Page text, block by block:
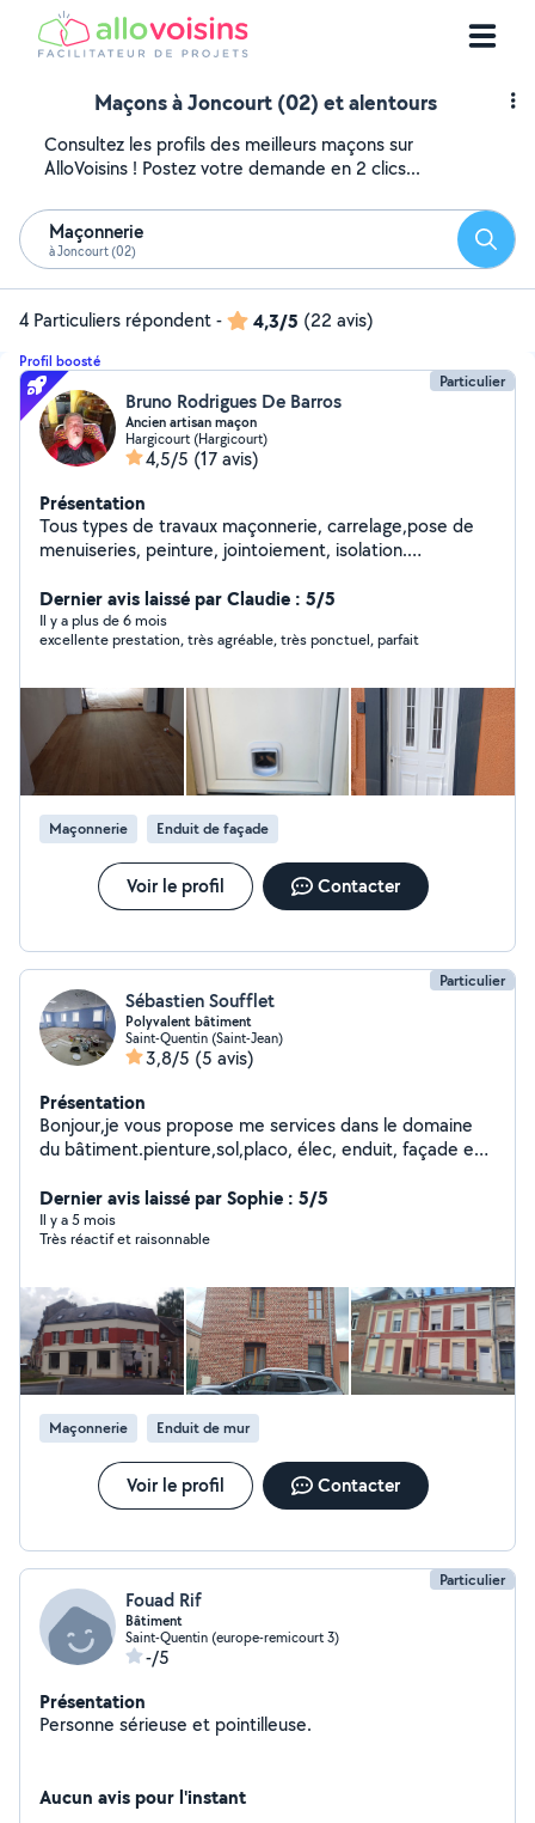
Maçons à Joncourt (02) et alentours
Consultez les profils des meilleurs maçons sur
AlloVoisins ! Postez votre demande en 2 clics...
Maçonnerie
à Joncourt (02)
4 Particuliers répondent- 4,3/5 (22 avis)
Profil boosté
Particulier
Bruno Rodrigues De Barros
Ancien artisan maçon
Hargicourt (Hargicourt)
4,5/5 (17 avis)
Présentation
Tous types de travaux maçonnerie, carrelage,pose de
menuiseries, peinture, jointoiement, isolation.
pour poissons. Conception de terrasse en bois ou
stratifié. Gravillonage de cour . Enduit de ciment et
gratté ou rustique. Nettoyage haute pression (250 bars
Peinture toiture. Demoussage toiture et terrasse. Sols
en gravillons lavé. Terrasse béton et carrelage.
Dernier avis laissé par Claudie : 5/5
Il y a plus de 6 mois
excellente prestation, très agréable, très ponctuel, parfait
Maçonnerie Enduit de façade
Voir le profil Contacter
Particulier
Sébastien Soufflet
Polyvalent bâtiment
Saint-Quentin (Saint-Jean)
3,8/5 (5 avis)
Présentation
Bonjour,je vous propose me services dans le domaine
du bâtiment.pienture,sol,placo, élec, enduit, façade en
Dernier avis laissé par Sophie : 5/5
Il y a 5 mois
Très réactif et raisonnable
Maçonnerie Enduit de mur
Voir le profil Contacter
Particulier
Fouad Rif
Bâtiment
Saint-Quentin (europe-remicourt 3)
-/5
Présentation
Personne sérieuse et pointilleuse.
Aucun avis pour l'instant